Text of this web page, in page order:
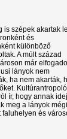
is szépek akartak
és
különböző
A múlt század
már
lányok nem
ha nem akarták,
ír, hogy annak
meg a lányok
faluhelyen és